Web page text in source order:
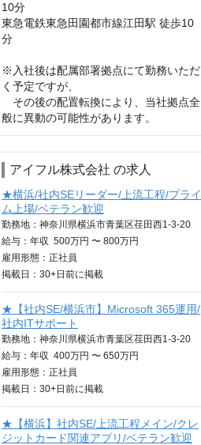
10分
東急電鉄東急田園都市線江田駅 徒歩10
分
※入社後は配属部署拠点にて勤務いただ
く予定ですが、
その後の配置転換により、当社拠点全
般に異動の可能性があります。
アイフル株式会社 の求人
★横浜/社内SEリーダー/上流工程/プライ
ム上場/ベテラン歓迎
勤務地：神奈川県横浜市青葉区荏田西1-3-20
給与： 年収 500万円 〜 800万円
雇用形態：正社員
掲載日： 30+日 前に掲載
★【社内SE/横浜市】Microsoft 365運用/
社内ITサポート
勤務地：神奈川県横浜市青葉区荏田西1-3-20
給与： 年収 400万円 〜 650万円
雇用形態：正社員
掲載日： 30+日 前に掲載
★【横浜】社内SE/上流工程メイン/クレ
ジットカード関連アプリ/ベテラン歓迎